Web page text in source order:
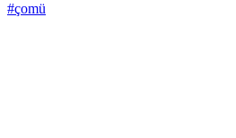
#çomü